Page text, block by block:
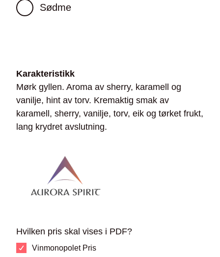
Sødme
Karakteristikk
Mørk gyllen. Aroma av sherry, karamell og
vanilje, hint av torv. Kremaktig smak av
karamell, sherry, vanilje, torv, eik og tørket frukt,
lang krydret avslutning.
Hvilken pris skal vises i PDF?
Vinmonopolet Pris